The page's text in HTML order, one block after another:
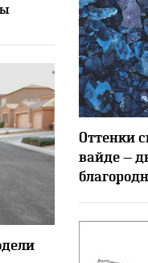
Оттенки
вайде —